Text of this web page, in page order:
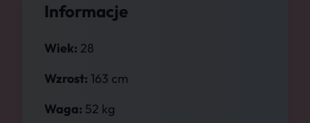
Informacje
Wiek: 28
Wzrost: 163 cm
Waga: 52 kg